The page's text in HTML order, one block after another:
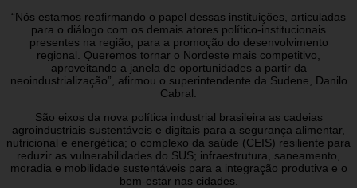
“Nós estamos reafirmando o papel dessas instituições, articuladas
para o diálogo com os demais atores político-institucionais
presentes na região, para a promoção do desenvolvimento
regional. Queremos tornar o Nordeste mais competitivo,
aproveitando a janela de oportunidades a partir da
neoindustrialização”, afirmou o superintendente da Sudene, Danilo
Cabral.
São eixos da nova política industrial brasileira as cadeias
agroindustriais sustentáveis e digitais para a segurança alimentar,
nutricional e energética; o complexo da saúde (CEIS) resiliente para
reduzir as vulnerabilidades do SUS; infraestrutura, saneamento,
moradia e mobilidade sustentáveis para a integração produtiva e o
bem-estar nas cidades.